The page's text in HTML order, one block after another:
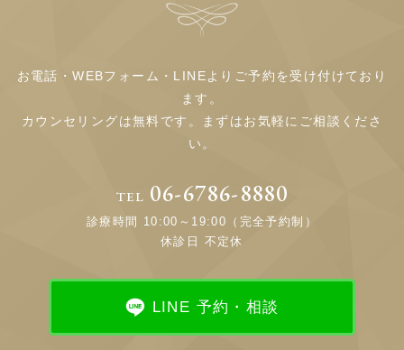
お電話・WEBフォーム・LINEよりご予約を受け付けており
ます。
カウンセリングは無料です。まずはお気軽にご相談くださ
い。
TEL 06-6786-8880
診療時間 10:00～19:00（完全予約制）
休診日 不定休
LINE 予約・相談